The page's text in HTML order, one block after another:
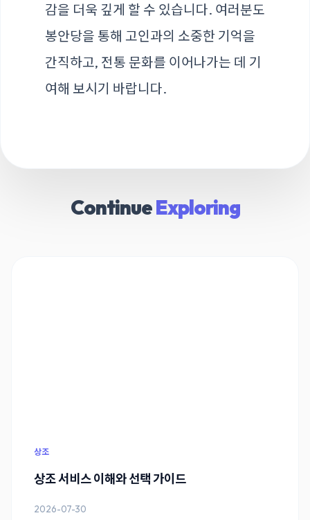
감을 더욱 깊게 할 수 있습니다. 여러분도
봉안당을 통해 고인과의 소중한 기억을
간직하고, 전통 문화를 이어나가는 데 기
여해 보시기 바랍니다.
ContinueExploring
상조
상조 서비스 이해와 선택 가이드
2026-07-30